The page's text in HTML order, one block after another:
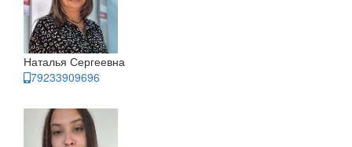
Наталья Сергеевна
79233909696